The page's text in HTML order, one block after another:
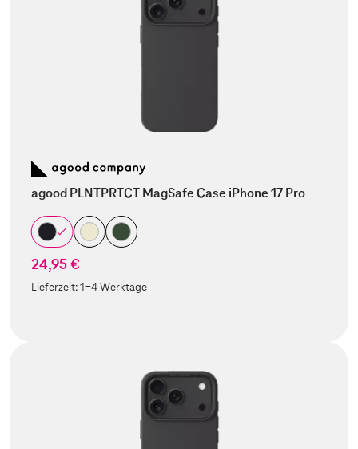
agood PLNTPRTCT MagSafe Case iPhone 17 Pro
24,95 €
Lieferzeit:1-4 Werktage